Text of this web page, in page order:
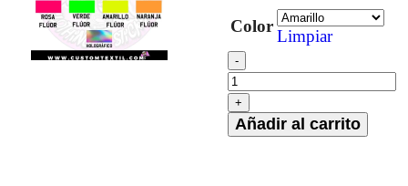
Color
Limpiar
Añadir al carrito